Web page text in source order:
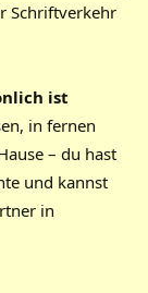
Schriftverkehr
ist
in fernen
– du hast
und kannst
in